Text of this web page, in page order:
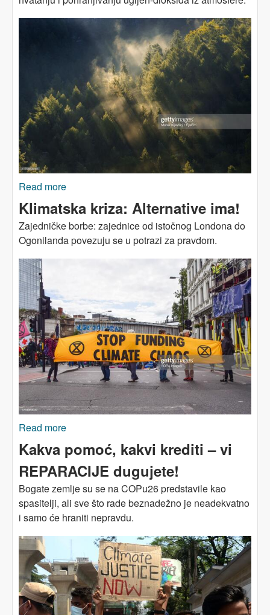
Read more
Klimatska kriza: Alternative ima!
Zajedničke borbe: zajednice od istočnog Londona do
Ogonilanda povezuju se u potrazi za pravdom.
Read more
Kakva pomoć, kakvi krediti – vi
REPARACIJE dugujete!
Bogate zemlje su se na COPu26 predstavile kao
spasitelji, ali sve što rade beznadežno je neadekvatno
i samo će hraniti nepravdu.